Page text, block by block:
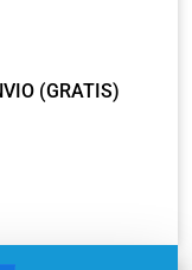
(GRATIS)